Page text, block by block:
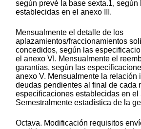
según prevé la base sexta.1,
establecidas en el anexo III.
Mensualmente el detalle de los
aplazamientos/fraccionamientos
concedidos, según las
el anexo VI. Mensualmente el
garantías, según las
anexo V. Mensualmente la
deudas pendientes al final de cada
especificaciones establecidas en el
Semestralmente estadística de la
Octava. Modificación requisitos